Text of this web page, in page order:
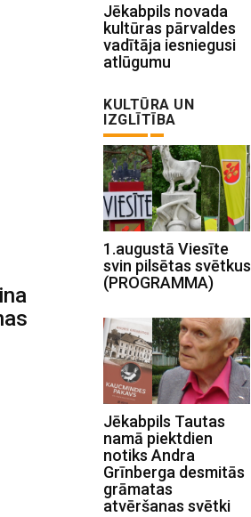
Jēkabpils novada
kultūras pārvaldes
vadītāja iesniegusi
atlūgumu
KULTŪRA UN
IZGLĪTĪBA
1.augustā Viesīte
svin pilsētas svētkus
(PROGRAMMA)
Jēkabpils Tautas
namā piektdien
notiks Andra
Grīnberga desmitās
grāmatas
atvēršanas svētki